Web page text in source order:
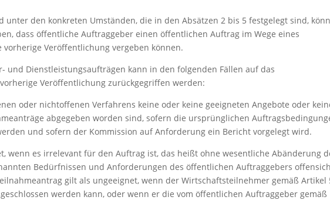
unter den konkreten Umständen, die in den Absätzen 2 bis 5 festgelegt sind,
dass öffentliche Auftraggeber einen öffentlichen Auftrag im Wege eines
Veröffentlichung vergeben können.
und Dienstleistungsaufträgen kann in den folgenden Fällen auf das
Veröffentlichung zurückgegriffen werden:
oder nichtoffenen Verfahrens keine oder keine geeigneten Angebote oder
abgegeben worden sind, sofern die ursprünglichen
und sofern der Kommission auf Anforderung ein Bericht vorgelegt wird.
wenn es irrelevant für den Auftrag ist, das heißt ohne wesentliche Abänderung
Bedürfnissen und Anforderungen des öffentlichen Auftraggebers
gilt als ungeeignet, wenn der Wirtschaftsteilnehmer gemäß Artikel
werden kann, oder wenn er die vom öffentlichen Auftraggeber gemäß